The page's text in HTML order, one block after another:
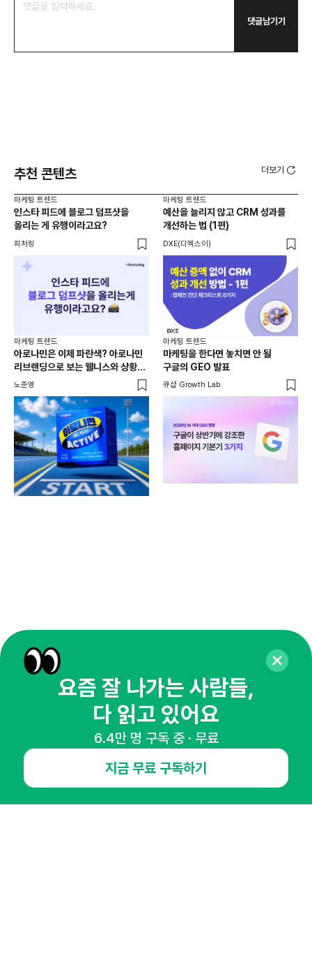
댓글남기기
추천 콘텐츠 더보기
마케팅 트렌드
인스타 피드에 블로그 덤프샷을
올리는 게 유행이라고요?
피처링
마케팅 트렌드
예산을 늘리지 않고 CRM 성과를
개선하는 법 (1편)
DXE(디엑스이)
마케팅 트렌드
아로나민은 이제 파란색? 아로나민
리브랜딩으로 보는 웰니스와 상황
최적화 전략
노준영
마케팅 트렌드
마케팅을 한다면 놓치면 안 될
구글의 GEO 발표
큐샵 Growth Lab
매주 화요일 아침,
마케팅 감각을 깨워 드릴게요!
65,043명의 마케터를 성장시키는 뉴스레터
뉴스레터 구독하기
요즘 잘 나가는 사람들,
다 읽고 있어요
6.4만 명 구독 중 · 무료
지금 무료 구독하기